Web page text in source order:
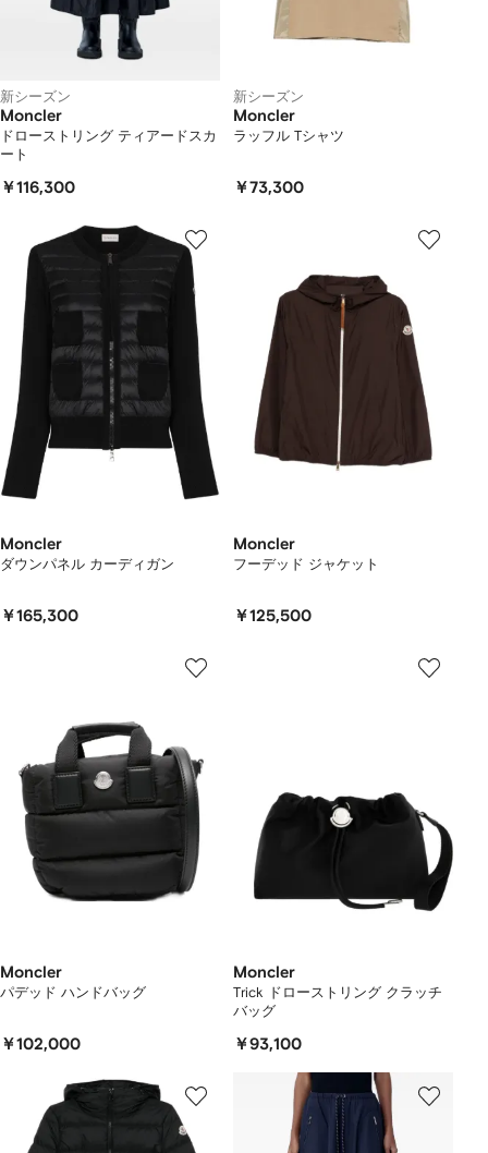
新シーズン
Moncler
ドローストリング ティアードスカ
ート
￥116,300
新シーズン
Moncler
ラッフル Tシャツ
￥73,300
Moncler
ダウンパネル カーディガン
￥165,300
Moncler
フーデッド ジャケット
￥125,500
Moncler
パデッド ハンドバッグ
￥102,000
Moncler
Trick ドローストリング クラッチ
バッグ
￥93,100